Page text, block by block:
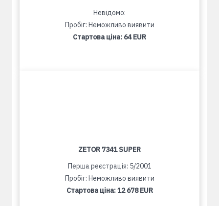
Невідомо:
Пробіг: Неможливо виявити
Стартова ціна: 64 EUR
ZETOR 7341 SUPER
Перша реєстрація: 5/2001
Пробіг: Неможливо виявити
Стартова ціна:12 678 EUR